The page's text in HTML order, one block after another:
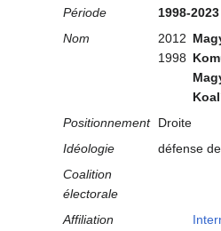
Période
1998-2023
Nom
2012
1998
Positionnement
Droite
Idéologie
défense
Coalition
électorale
Affiliation